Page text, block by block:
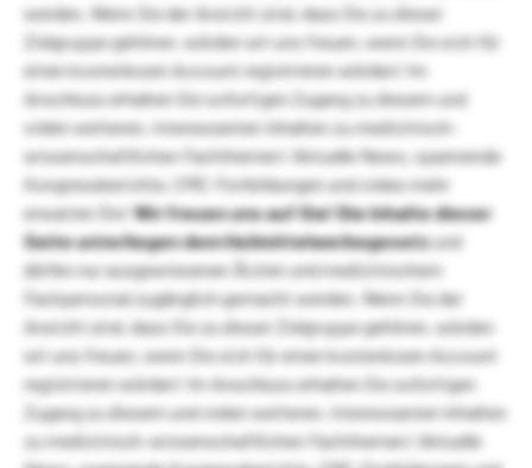
werden. Wenn Sie der Ansicht sind, dass Sie zu dieser
Zielgruppe gehören, würden wir uns freuen, wenn Sie sich für
einen kostenlosen Account registrieren würden! Im
Anschluss erhalten Sie sofortigen Zugang zu diesem und
vielen weiteren, interessanten Inhalten zu medizinisch-
wissenschaftlichen Fachthemen! Aktuelle News, spannende
Kongressberichte, CME-Fortbildungen und vieles mehr
erwarten Sie!Wir freuen uns auf Sie!Die Inhalte dieser
Seite unterliegen dem Heilmittelwerbegesetzund
dürfen nur ausgewiesenen Ärzten und medizinischem
Fachpersonal zugänglich gemacht werden. Wenn Sie der
Ansicht sind, dass Sie zu dieser Zielgruppe gehören, würden
wir uns freuen, wenn Sie sich für einen kostenlosen Account
registrieren würden! Im Anschluss erhalten Sie sofortigen
Zugang zu diesem und vielen weiteren, interessanten Inhalten
zu medizinisch-wissenschaftlichen Fachthemen! Aktuelle